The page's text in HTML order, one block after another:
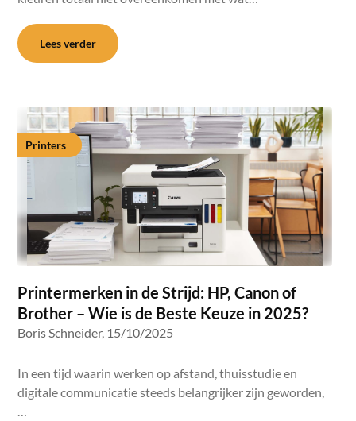
Lees verder
Printers
Printermerken in de Strijd: HP, Canon of
Brother – Wie is de Beste Keuze in 2025?
Boris Schneider, 15/10/2025
In een tijd waarin werken op afstand, thuisstudie en
digitale communicatie steeds belangrijker zijn geworden,
…